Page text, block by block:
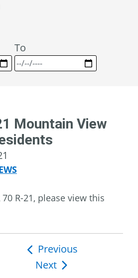
To
Mountain View
R-21, please view this
Post
navigation
Previous
Next